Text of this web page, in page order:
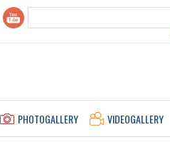
PHOTOGALLERY VIDEOGALLERY